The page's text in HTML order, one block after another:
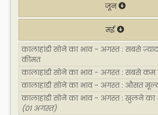
जून
मई
कालाहांडी सोने का भाव - अगस्त : सबसे
कीमत
कालाहांडी सोने का भाव - अगस्त : सबसे कम
कालाहांडी सोने का भाव - अगस्त : औसत
कालाहांडी सोने का भाव - अगस्त : खुलने का
(01 अगस्त)